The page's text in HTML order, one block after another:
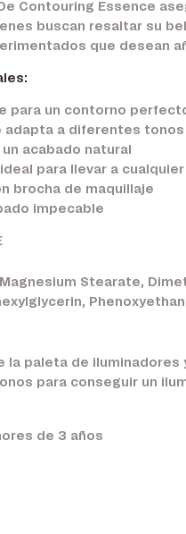
Contouring Essence
buscan resaltar su
que desean
para un contorno
adapta a diferentes tonos
acabado natural
para llevar a cualquier
brocha de maquillaje
impecable
Magnesium Stearate,
la paleta de
para conseguir un
de 3 años